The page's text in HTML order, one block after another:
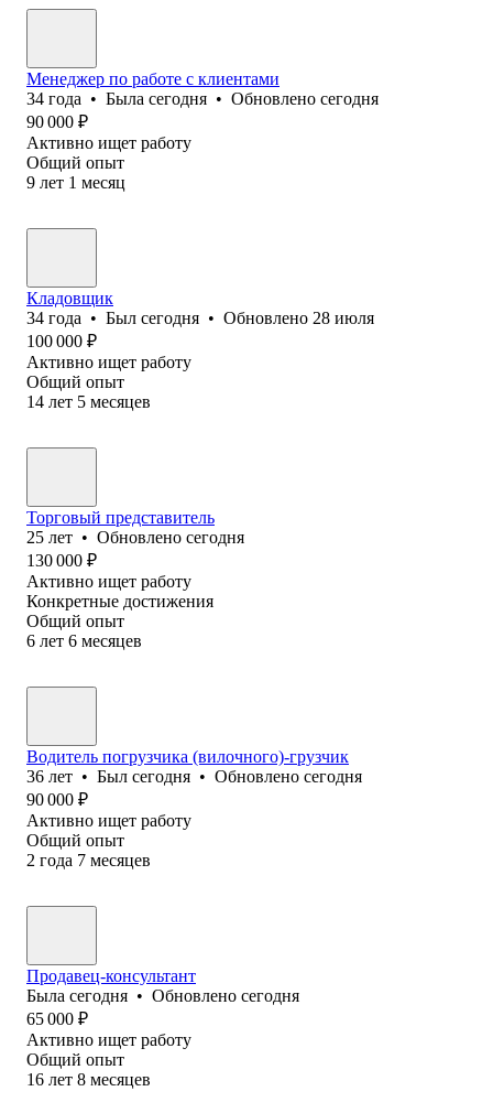
Менеджер по работе с клиентами
34 года • Была сегодня • Обновлено сегодня
90 000 ₽
Активно ищет работу
Общий опыт
9 лет 1 месяц
Кладовщик
34 года • Был сегодня • Обновлено 28 июля
100 000 ₽
Активно ищет работу
Общий опыт
14 лет 5 месяцев
Торговый представитель
25 лет • Обновлено сегодня
130 000 ₽
Активно ищет работу
Конкретные достижения
Общий опыт
6 лет 6 месяцев
Водитель погрузчика (вилочного)-грузчик
36 лет • Был сегодня • Обновлено сегодня
90 000 ₽
Активно ищет работу
Общий опыт
2 года 7 месяцев
Продавец-консультант
Была сегодня • Обновлено сегодня
65 000 ₽
Активно ищет работу
Общий опыт
16 лет 8 месяцев